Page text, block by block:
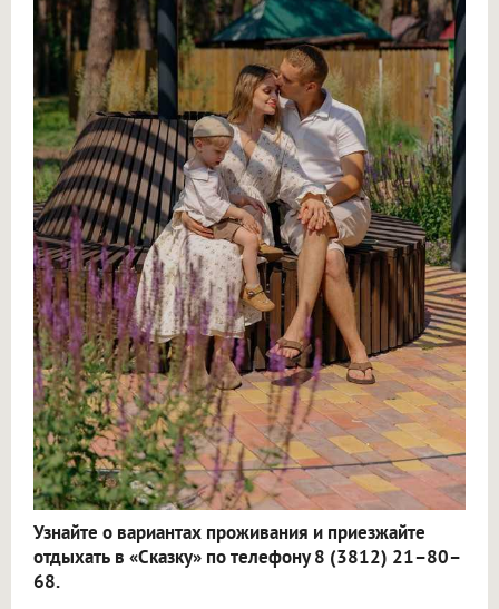
Узнайте о вариантах проживания и приезжайте
отдыхать в «Сказку» по телефону 8 (3812) 21–80–
68.